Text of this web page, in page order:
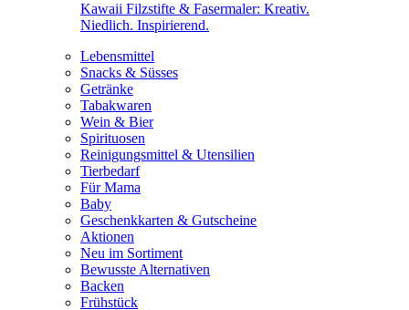
Kawaii Filzstifte & Fasermaler: Kreativ.
Niedlich. Inspirierend.
Lebensmittel
Snacks & Süsses
Getränke
Tabakwaren
Wein & Bier
Spirituosen
Reinigungsmittel & Utensilien
Tierbedarf
Für Mama
Baby
Geschenkkarten & Gutscheine
Aktionen
Neu im Sortiment
Bewusste Alternativen
Backen
Frühstück